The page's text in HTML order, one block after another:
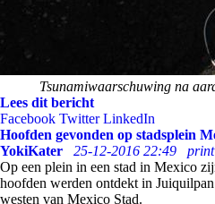
Tsunamiwaarschuwing na
Lees dit bericht
Facebook Twitter LinkedIn
Hoofden gevonden op stadsplein
YokiKater
25-12-2016 22:49
print
Op een plein in een stad in Mexico
hoofden werden ontdekt in
westen van Mexico Stad.